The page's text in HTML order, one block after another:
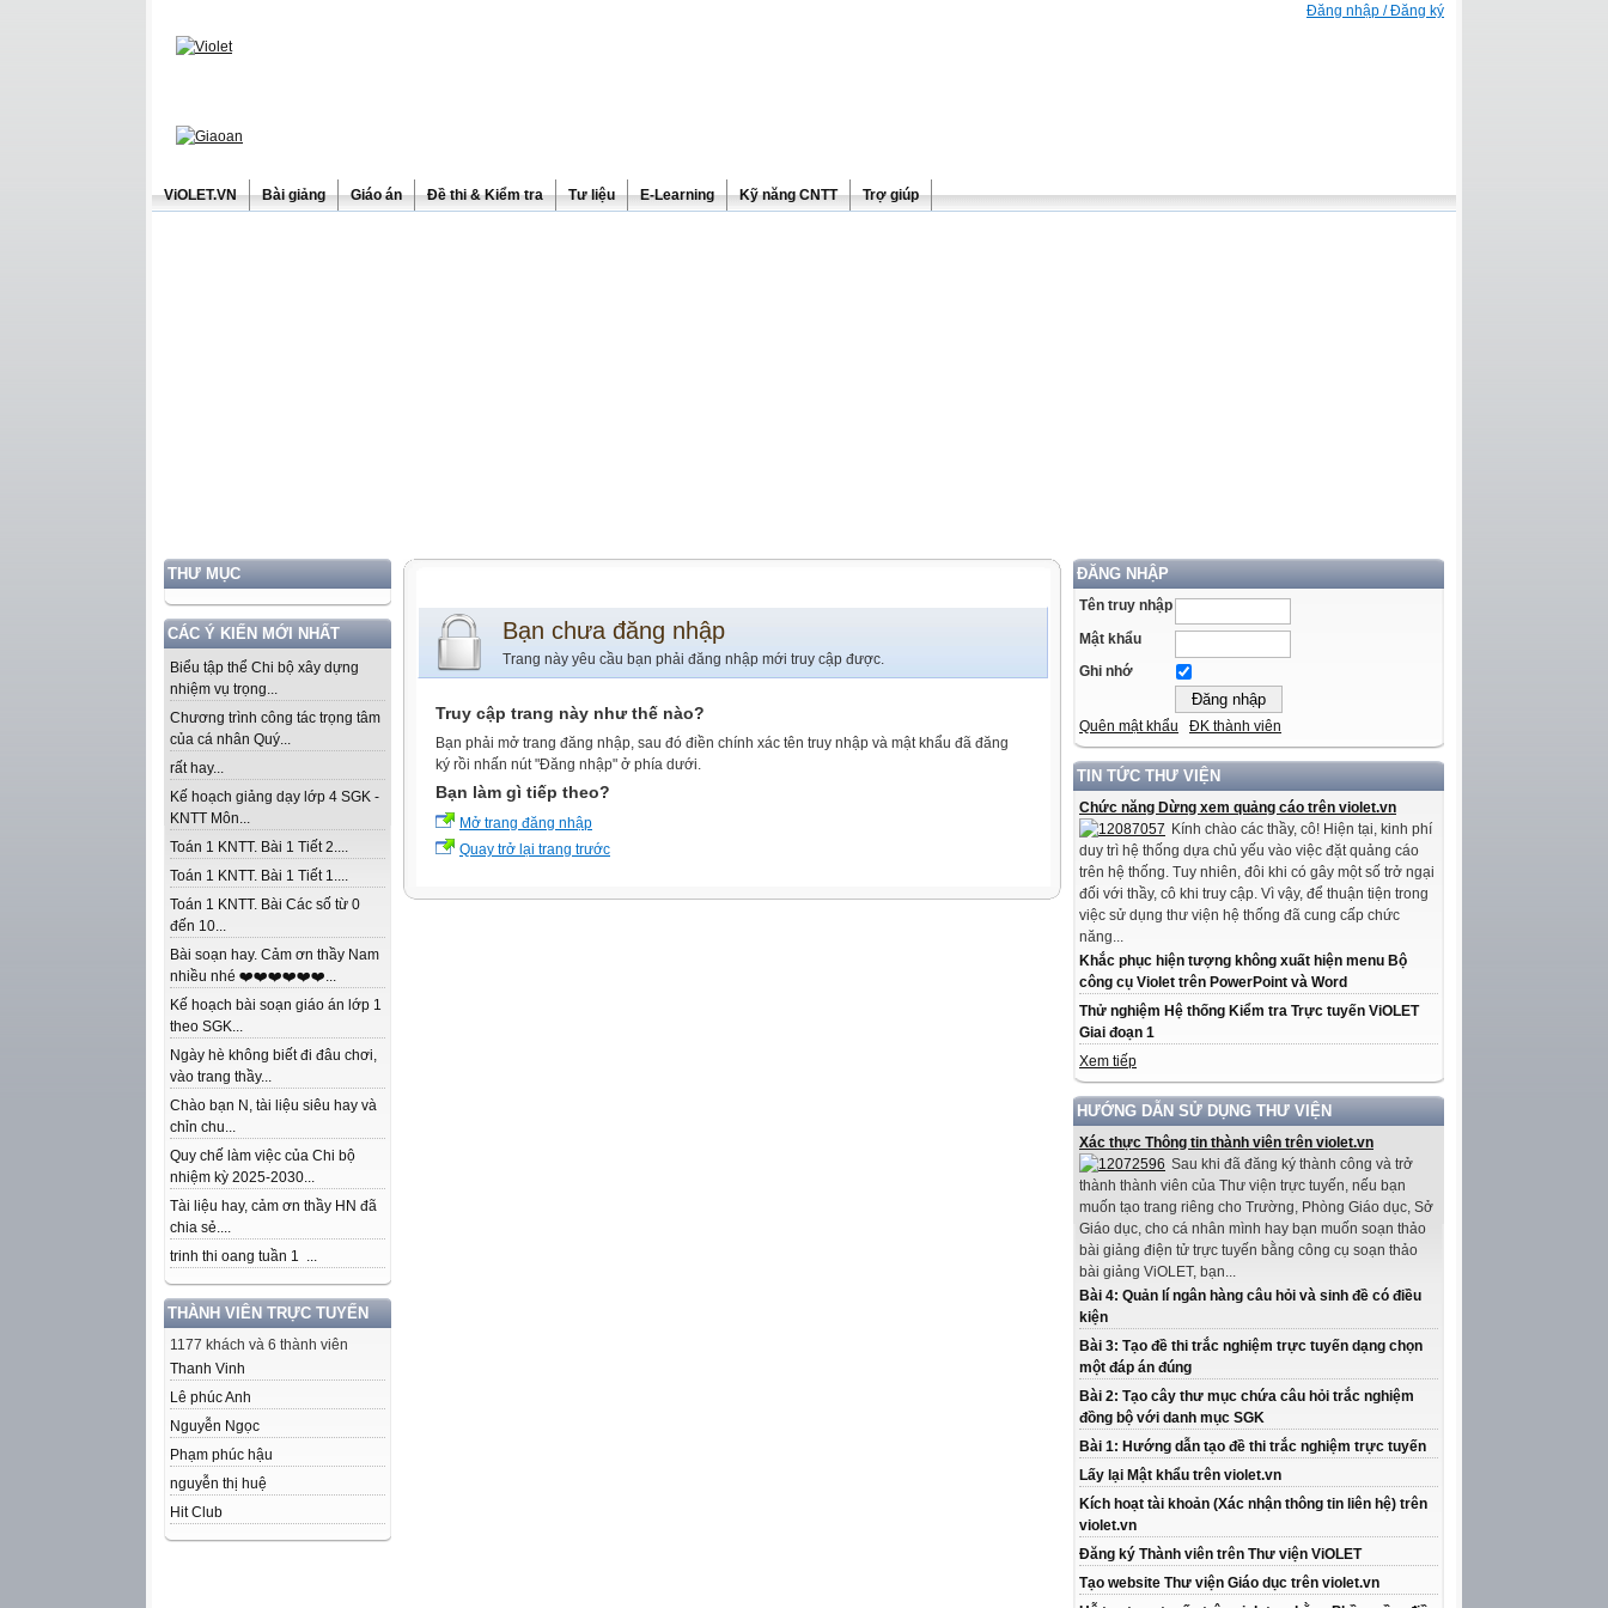
Đăng nhập / Đăng ký
ViOLET.VN Bài giảng Giáo án Đề thi & Kiểm tra Tư liệu E-Learning Kỹ năng CNTT Trợ giúp
THƯ MỤC
CÁC Ý KIẾN MỚI NHẤT
Biểu tập thể Chi bộ xây dựng
nhiệm vụ trọng...
Chương trình công tác trọng tâm
của cá nhân Quý...
rất hay...
Kế hoạch giảng dạy lớp 4 SGK -
KNTT Môn...
Toán 1 KNTT. Bài 1 Tiết 2....
Toán 1 KNTT. Bài 1 Tiết 1....
Toán 1 KNTT. Bài Các số từ 0
đến 10...
Bài soạn hay. Cảm ơn thầy Nam
nhiều nhé ❤️❤️❤️❤️❤️❤️...
Kế hoạch bài soạn giáo án lớp 1
theo SGK...
Ngày hè không biết đi đâu chơi,
vào trang thầy...
Chào bạn N, tài liệu siêu hay và
chỉn chu...
Quy chế làm việc của Chi bộ
nhiệm kỳ 2025-2030...
Tài liệu hay, cảm ơn thầy HN đã
chia sẻ....
trinh thi oang tuần 1 ...
THÀNH VIÊN TRỰC TUYẾN
1177 khách và 6 thành viên
Thanh Vinh
Lê phúc Anh
Nguyễn Ngọc
Phạm phúc hậu
nguyễn thị huệ
Hit Club
ĐĂNG NHẬP
Tên truy nhập
Mật khẩu
Ghi nhớ
Quên mật khẩu ĐK thành viên
TIN TỨC THƯ VIỆN
Chức năng Dừng xem quảng cáo trên violet.vn
Kính chào các thầy, cô! Hiện tại, kinh phí
duy trì hệ thống dựa chủ yếu vào việc đặt quảng cáo
trên hệ thống. Tuy nhiên, đôi khi có gây một số trở ngại
đối với thầy, cô khi truy cập. Vì vậy, để thuận tiện trong
việc sử dụng thư viện hệ thống đã cung cấp chức
năng...
Khắc phục hiện tượng không xuất hiện menu Bộ
công cụ Violet trên PowerPoint và Word
Thử nghiệm Hệ thống Kiểm tra Trực tuyến ViOLET
Giai đoạn 1
Xem tiếp
HƯỚNG DẪN SỬ DỤNG THƯ VIỆN
Xác thực Thông tin thành viên trên violet.vn
Sau khi đã đăng ký thành công và trở
thành thành viên của Thư viện trực tuyến, nếu bạn
muốn tạo trang riêng cho Trường, Phòng Giáo dục, Sở
Giáo dục, cho cá nhân mình hay bạn muốn soạn thảo
bài giảng điện tử trực tuyến bằng công cụ soạn thảo
bài giảng ViOLET, bạn...
Bài 4: Quản lí ngân hàng câu hỏi và sinh đề có điều
kiện
Bài 3: Tạo đề thi trắc nghiệm trực tuyến dạng chọn
một đáp án đúng
Bài 2: Tạo cây thư mục chứa câu hỏi trắc nghiệm
đồng bộ với danh mục SGK
Bài 1: Hướng dẫn tạo đề thi trắc nghiệm trực tuyến
Lấy lại Mật khẩu trên violet.vn
Kích hoạt tài khoản (Xác nhận thông tin liên hệ) trên
violet.vn
Đăng ký Thành viên trên Thư viện ViOLET
Tạo website Thư viện Giáo dục trên violet.vn
Bạn chưa đăng nhập
Trang này yêu cầu bạn phải đăng nhập mới truy cập được.
Truy cập trang này như thế nào?
Bạn phải mở trang đăng nhập, sau đó điền chính xác tên truy nhập và mật khẩu đã đăng
ký rồi nhấn nút "Đăng nhập" ở phía dưới.
Bạn làm gì tiếp theo?
Mở trang đăng nhập
Quay trở lại trang trước